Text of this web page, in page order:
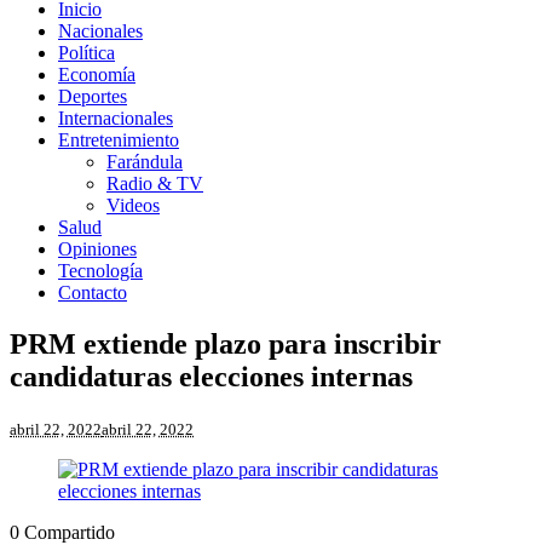
Inicio
Nacionales
Política
Economía
Deportes
Internacionales
Entretenimiento
Farándula
Radio & TV
Videos
Salud
Opiniones
Tecnología
Contacto
PRM extiende plazo para inscribir
candidaturas elecciones internas
abril 22, 2022abril 22, 2022
0 Compartido